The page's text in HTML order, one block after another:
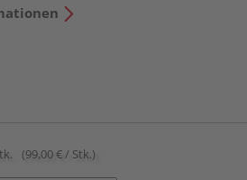
(99,00 € / Stk.)